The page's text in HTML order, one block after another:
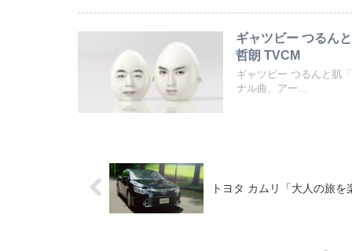
ギャツビー つるん
哲朗 TVCM
ギャツビー つるんと肌
ナル曲、アー...
トヨタ カムリ「大人の旅